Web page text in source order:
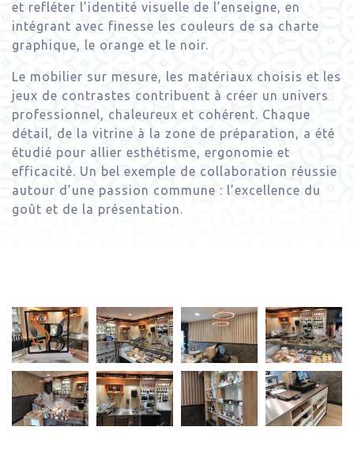
et refléter l’identité visuelle de l’enseigne, en
intégrant avec finesse les couleurs de sa charte
graphique, le orange et le noir.
Le mobilier sur mesure, les matériaux choisis et les
jeux de contrastes contribuent à créer un univers
professionnel, chaleureux et cohérent. Chaque
détail, de la vitrine à la zone de préparation, a été
étudié pour allier esthétisme, ergonomie et
efficacité. Un bel exemple de collaboration réussie
autour d’une passion commune : l’excellence du
goût et de la présentation.